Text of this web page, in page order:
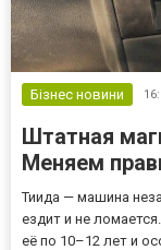
Бізнес новини
Штатная
Меняем
Тиида — машина
ездит и не
её по 10–12 лет и